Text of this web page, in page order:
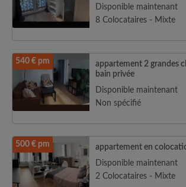
Disponible maintenant
8 Colocataires - Mixte
540 € pm
appartement 2 grandes
bain privée
Disponible maintenant
Non spécifié
500 € pm
appartement en
Disponible maintenant
2 Colocataires - Mixte